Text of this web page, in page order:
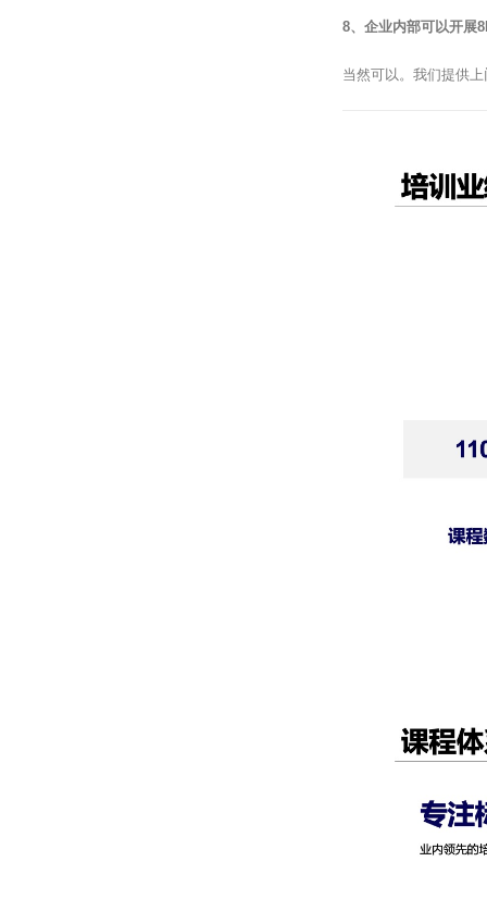
8、企业内部可以开展
当然可以。我们提供